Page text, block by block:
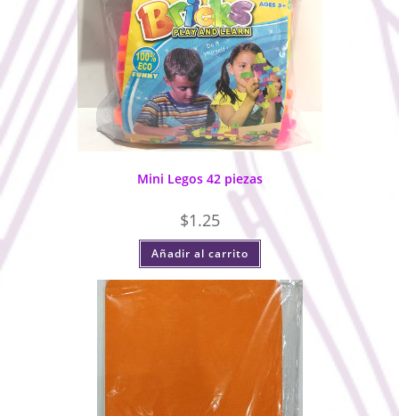
Mini Legos 42 piezas
$1.25
Añadir al carrito